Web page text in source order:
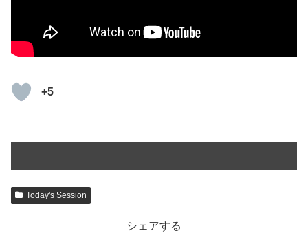
+5
Today's Session
シェアする